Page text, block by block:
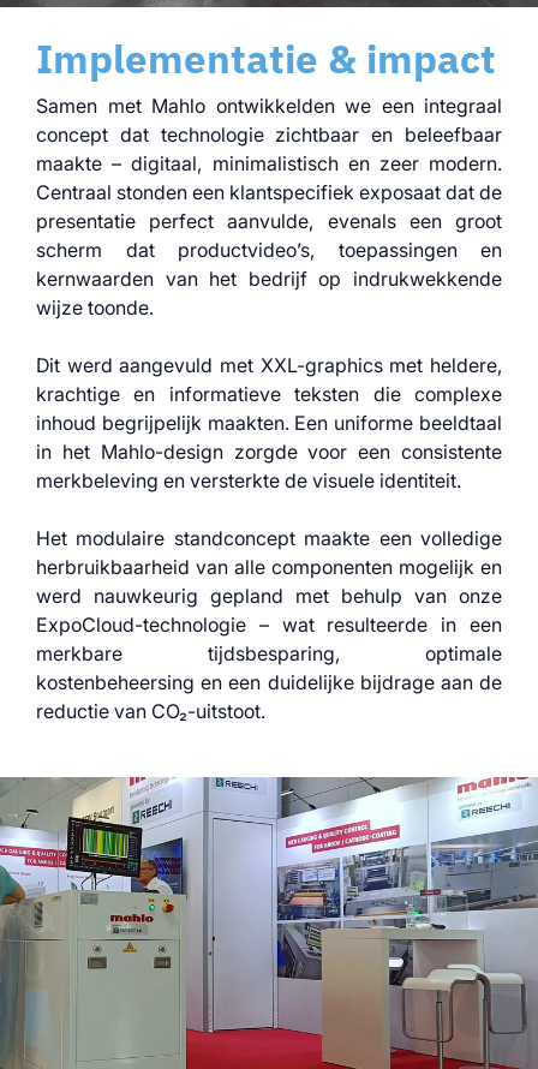
Implementatie & impact
Samen met Mahlo ontwikkelden we een integraal
concept dat technologie zichtbaar en beleefbaar
maakte – digitaal, minimalistisch en zeer modern.
Centraal stonden een klantspecifiek exposaat dat de
presentatie perfect aanvulde, evenals een groot
scherm dat productvideo’s, toepassingen en
kernwaarden van het bedrijf op indrukwekkende
wijze toonde.
Dit werd aangevuld met XXL-graphics met heldere,
krachtige en informatieve teksten die complexe
inhoud begrijpelijk maakten. Een uniforme beeldtaal
in het Mahlo-design zorgde voor een consistente
merkbeleving en versterkte de visuele identiteit.
Het modulaire standconcept maakte een volledige
herbruikbaarheid van alle componenten mogelijk en
werd nauwkeurig gepland met behulp van onze
ExpoCloud-technologie – wat resulteerde in een
merkbare tijdsbesparing, optimale
kostenbeheersing en een duidelijke bijdrage aan de
reductie van CO₂-uitstoot.